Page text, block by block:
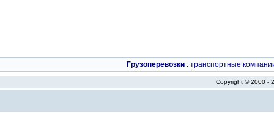
Грузоперевозки : транспортные
Copyright © 2000 -